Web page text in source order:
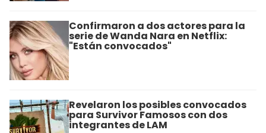
Confirmaron a dos actores para la
serie de Wanda Nara en Netflix:
"Están convocados"
Revelaron los posibles convocados
para Survivor Famosos con dos
integrantes de LAM